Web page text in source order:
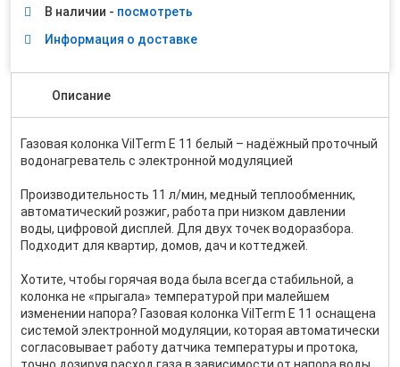
В наличии - посмотреть
Информация о доставке
Описание
Газовая колонка VilTerm E 11 белый – надёжный проточный
водонагреватель с электронной модуляцией
Производительность 11 л/мин, медный теплообменник,
автоматический розжиг, работа при низком давлении
воды, цифровой дисплей. Для двух точек водоразбора.
Подходит для квартир, домов, дач и коттеджей.
Хотите, чтобы горячая вода была всегда стабильной, а
колонка не «прыгала» температурой при малейшем
изменении напора? Газовая колонка VilTerm E 11 оснащена
системой электронной модуляции, которая автоматически
согласовывает работу датчика температуры и протока,